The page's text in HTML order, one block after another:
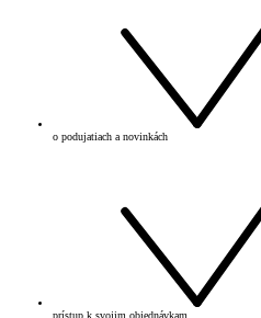
o podujatiach a novinkách
prístup k svojim objednávkam